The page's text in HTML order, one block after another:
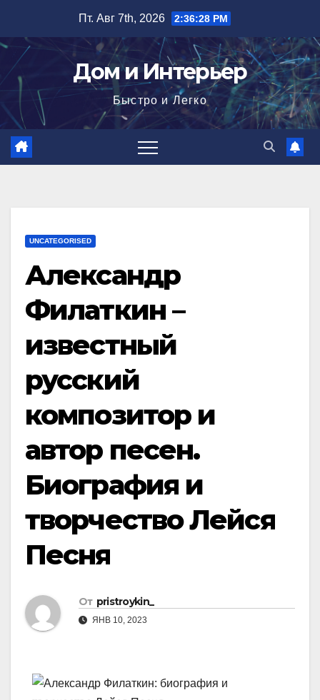
содержимому
Пт. Авг 7th, 2026 2:36:29 PM
Дом и Интерьер
Быстро и Легко
UNCATEGORISED
Александр
Филаткин –
известный
русский
композитор и
автор песен.
Биография и
творчество Лейся
Песня
От pristroykin_
ЯНВ 10, 2023